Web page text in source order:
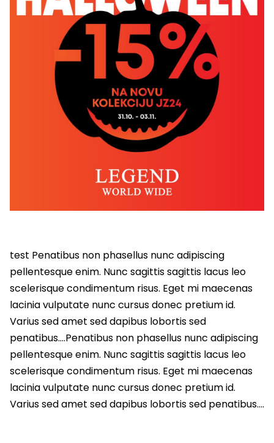
test Penatibus non phasellus nunc adipiscing
pellentesque enim. Nunc sagittis sagittis lacus leo
scelerisque condimentum risus. Eget mi maecenas
lacinia vulputate nunc cursus donec pretium id.
Varius sed amet sed dapibus lobortis sed
penatibus….Penatibus non phasellus nunc adipiscing
pellentesque enim. Nunc sagittis sagittis lacus leo
scelerisque condimentum risus. Eget mi maecenas
lacinia vulputate nunc cursus donec pretium id.
Varius sed amet sed dapibus lobortis sed penatibus….